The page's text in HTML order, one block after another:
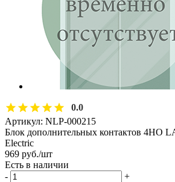
0.0
Артикул: NLP-000215
Блок дополнительных контактов 4НО
Electric
969 руб./шт
Есть в наличии
-
+